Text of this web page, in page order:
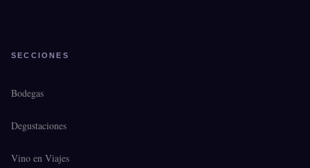
SECCIONES
Bodegas
Degustaciones
Vino en Viajes